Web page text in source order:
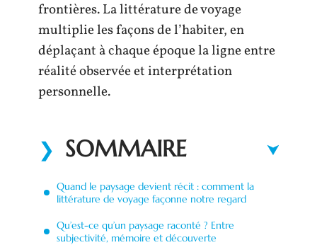
frontières. La littérature de voyage
multiplie les façons de l’habiter, en
déplaçant à chaque époque la ligne entre
réalité observée et interprétation
personnelle.
SOMMAIRE
Quand le paysage devient récit : comment la
littérature de voyage façonne notre regard
Qu’est-ce qu’un paysage raconté ? Entre
subjectivité, mémoire et découverte